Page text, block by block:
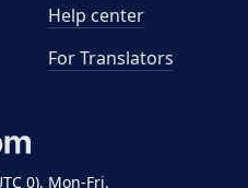
0), Mon-Fri.
Help center
For Translators